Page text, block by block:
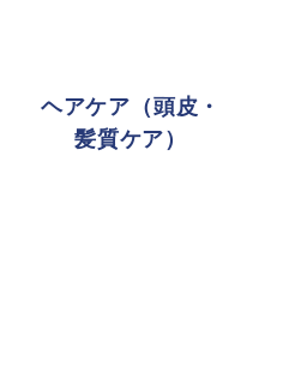
ヘアケア（頭皮・
髪質ケア）